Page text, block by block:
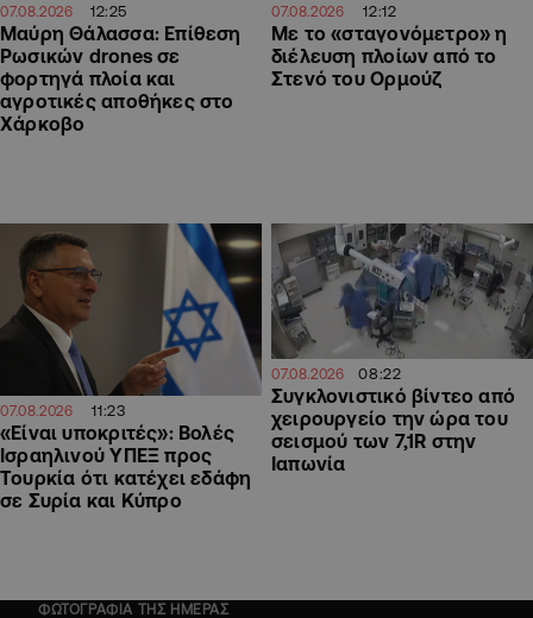
07.08.2026 12:25
Μαύρη Θάλασσα: Επίθεση
Ρωσικών drones σε
φορτηγά πλοία και
αγροτικές αποθήκες στο
Χάρκοβο
07.08.2026 12:12
Με το «σταγονόμετρο» η
διέλευση πλοίων από το
Στενό του Ορμούζ
07.08.2026 11:23
«Είναι υποκριτές»: Βολές
Ισραηλινού ΥΠΕΞ προς
Τουρκία ότι κατέχει εδάφη
σε Συρία και Κύπρο
07.08.2026 08:22
Συγκλονιστικό βίντεο από
χειρουργείο την ώρα του
σεισμού των 7,1R στην
Ιαπωνία
ΦΩΤΟΓΡΑΦΙΑ ΤΗΣ ΗΜΕΡΑΣ